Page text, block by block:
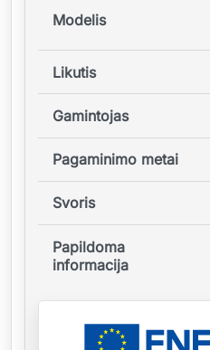
Modelis
Likutis
Gamintojas
Pagaminimo metai
Svoris
Papildoma
informacija